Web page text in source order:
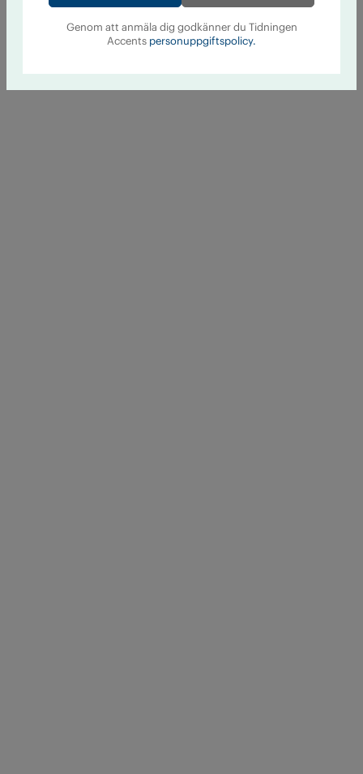
Genom att anmäla dig godkänner du Tidningen
Accents personuppgiftspolicy.